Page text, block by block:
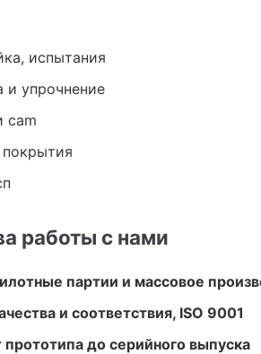
испытания
и упрочнение
cam
покрытия
работы с нами
партии и массовое
и соответствия, ISO 9001
до серийного выпуска